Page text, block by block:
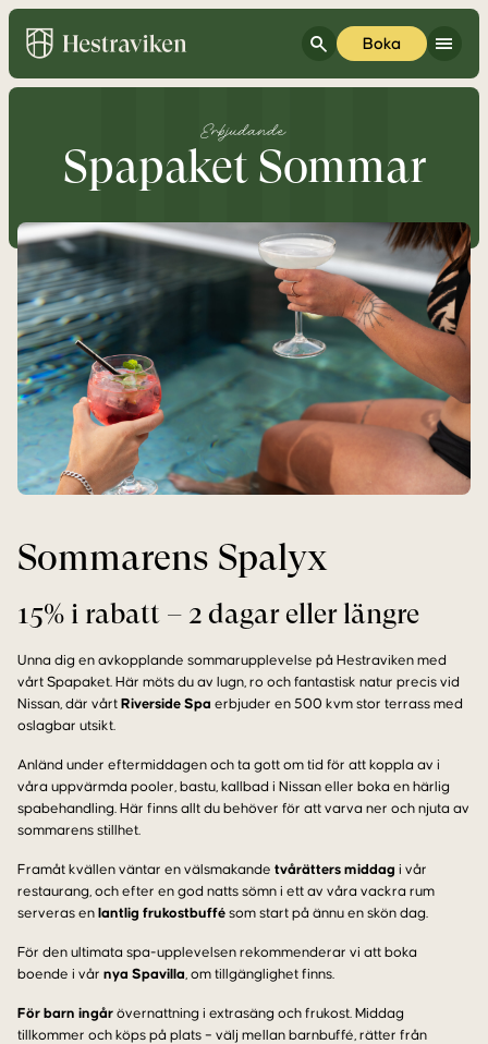
Boka
Erbjudande
Spapaket Sommar
Sommarens Spalyx
15% i rabatt – 2 dagar eller längre
Unna dig en avkopplande sommarupplevelse på Hestraviken med
vårt Spapaket. Här möts du av lugn, ro och fantastisk natur precis vid
Nissan, där vårt Riverside Spa erbjuder en 500 kvm stor terrass med
oslagbar utsikt.
Anländ under eftermiddagen och ta gott om tid för att koppla av i
våra uppvärmda pooler, bastu, kallbad i Nissan eller boka en härlig
spabehandling. Här finns allt du behöver för att varva ner och njuta av
sommarens stillhet.
Framåt kvällen väntar en välsmakande tvårätters middag i vår
restaurang, och efter en god natts sömn i ett av våra vackra rum
serveras en lantlig frukostbuffé som start på ännu en skön dag.
För den ultimata spa-upplevelsen rekommenderar vi att boka
boende i vår nya Spavilla, om tillgänglighet finns.
För barn ingår övernattning i extrasäng och frukost. Middag
tillkommer och köps på plats – välj mellan barnbuffé, rätter från